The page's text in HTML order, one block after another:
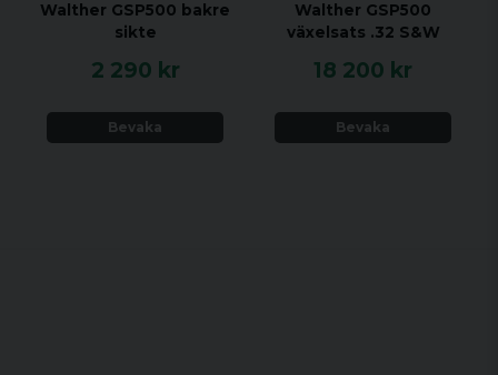
Walther GSP500 bakre
sikte
2 290 kr
Bevaka
Walther GSP500
växelsats .32 S&W
18 200 kr
Bevaka